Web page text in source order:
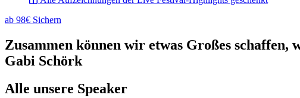
ab 98€ Sichern
Zusammen können wir etwas Großes schaffen,
Gabi Schörk
Alle unsere Speaker